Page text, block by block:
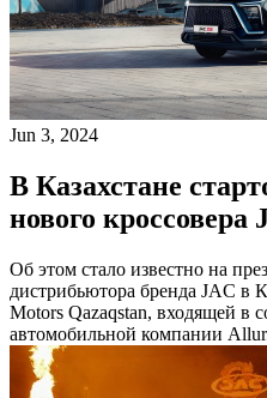
Jun 3, 2024
В Казахстане
нового кроссовера
Об этом стало известно на
дистрибьютора бренда JAC в
Motors Qazaqstan, входящей в
автомобильной компании